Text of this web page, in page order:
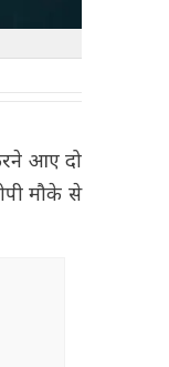
आए दो
मौके से